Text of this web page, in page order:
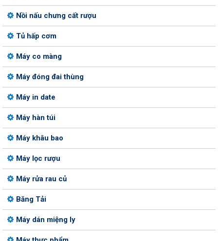
Nồi nấu chưng cất rượu
Tủ hấp cơm
Máy co màng
Máy đóng đai thùng
Máy in date
Máy hàn túi
Máy khâu bao
Máy lọc rượu
Máy rửa rau củ
Băng Tải
Máy dán miệng ly